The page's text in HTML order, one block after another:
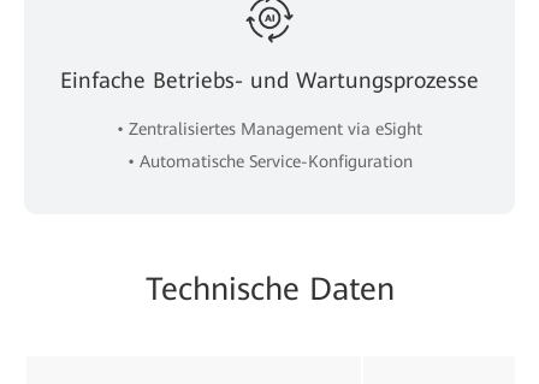
Einfache Betriebs- und Wartungsprozesse
• Zentralisiertes Management via eSight
• Automatische Service-Konfiguration
Technische Daten